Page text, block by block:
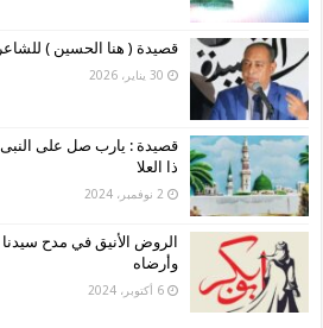
قصيدة ( هنا الحسين )
30 يناير، 2026
قصيدة : يارب صل على النبى
ذا العلا
2 نوفمبر، 2024
الروض الأنيق في مدح
وأرضاه
6 أكتوبر، 2024